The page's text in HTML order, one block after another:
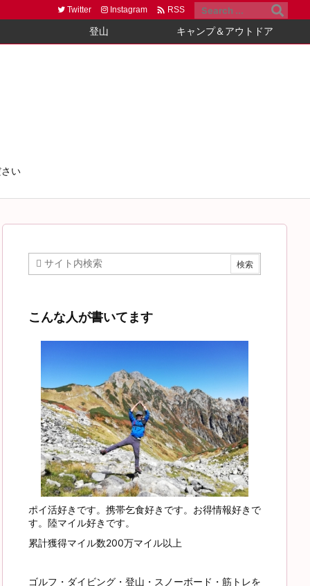
登山 キャンプ＆アウトドア
Twitter Instagram  RSS
い
こんな人が書いてます
ポイ活好きです。携帯乞食好きです。お得情報好きで
す。陸マイル好きです。
累計獲得マイル数200万マイル以上
ゴルフ・ダイビング・登山・スノーボード・筋トレを